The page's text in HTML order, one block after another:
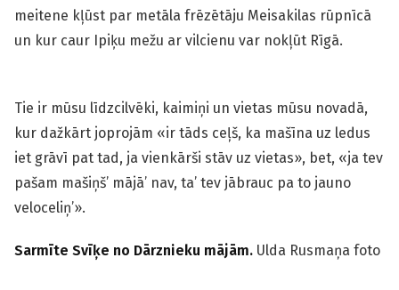
meitene kļūst par metāla frēzētāju Meisakilas rūpnīcā
un kur caur Ipiķu mežu ar vilcienu var nokļūt Rīgā.
Tie ir mūsu līdzcilvēki, kaimiņi un vietas mūsu novadā,
kur dažkārt joprojām «ir tāds ceļš, ka mašīna uz ledus
iet grāvī pat tad, ja vienkārši stāv uz vietas», bet, «ja tev
pašam mašiņš’ mājā’ nav, ta’ tev jābrauc pa to jauno
veloceliņ’».
Sarmīte Svīķe no Dārznieku mājām. Ulda Rusmaņa foto